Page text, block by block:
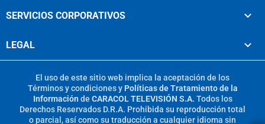
SERVICIOS CORPORATIVOS
LEGAL
El uso de este sitio web implica la aceptación de los
Términos y condicionesy Políticas de Tratamiento de la
Información de CARACOL TELEVISIÓN S.A. Todos los
Derechos Reservados D.R.A. Prohibida su reproducción total
o parcial, así como su traducción a cualquier idioma sin